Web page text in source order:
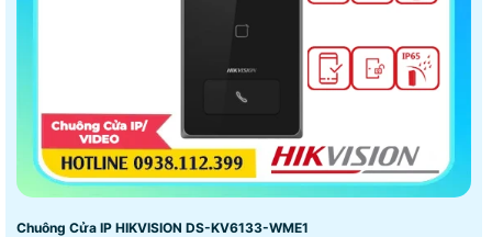
Chuông Cửa IP HIKVISION DS-KV6133-WME1